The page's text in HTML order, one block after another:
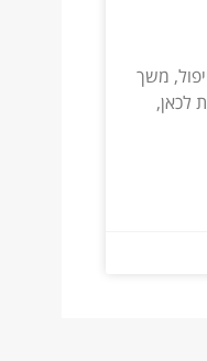
משך
לכאן,